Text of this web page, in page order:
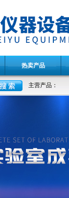
热卖产品
主营产品：